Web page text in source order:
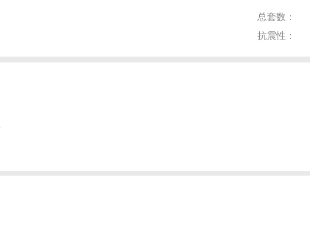
总套数：
抗震性：